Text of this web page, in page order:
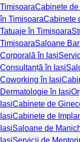
TimișoaraCabinete
în TimișoaraCabinete
Tatuaje în Timișoara
TimișoaraSaloane
Corporală în Iași
Consultanță în Iași
Coworking în Iași
Dermatologie în Iași
IașiCabinete de
IașiCabinete de
IașiSaloane de